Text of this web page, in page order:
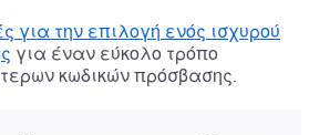
για την επιλογή ενός ισχυρού
για έναν εύκολο τρόπο
κωδικών πρόσβασης.